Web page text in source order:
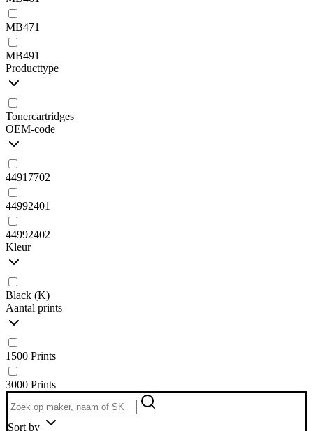
MB471
MB491
Producttype
Tonercartridges
OEM-code
44917702
44992401
44992402
Kleur
Black (K)
Aantal prints
1500 Prints
3000 Prints
Sort by